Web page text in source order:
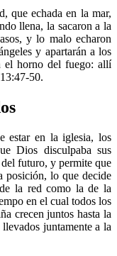
que echada en la mar,
llena, la sacaron a la
y lo malo echaron
y apartarán a los
el horno del fuego: allí
50.
estar en la iglesia, los
Dios disculpaba sus
futuro, y permite que
posición, lo que decide
la red como la de la
en el cual todos los
crecen juntos hasta la
juntamente a la